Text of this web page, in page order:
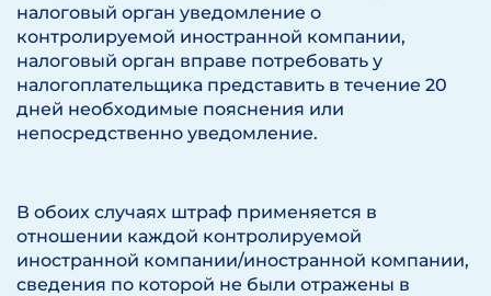
налоговый орган уведомление о
контролируемой иностранной компании,
налоговый орган вправе потребовать у
налогоплательщика представить в течение 20
дней необходимые пояснения или
непосредственно уведомление.
В обоих случаях штраф применяется в
отношении каждой контролируемой
иностранной компании/иностранной компании,
сведения по которой не были отражены в